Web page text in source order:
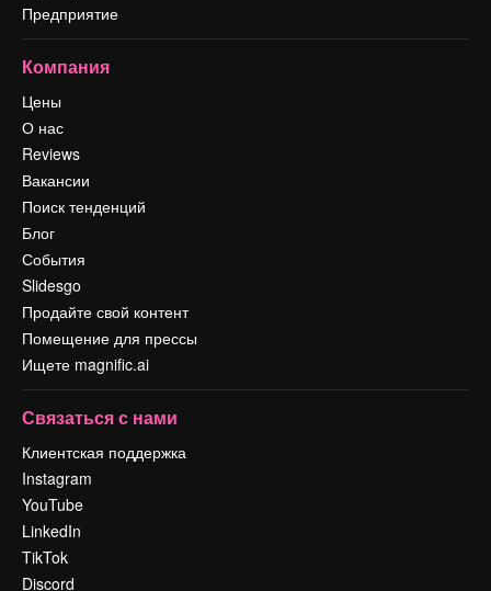
Предприятие
Компания
Цены
О нас
Reviews
Вакансии
Поиск тенденций
Блог
События
Slidesgo
Продайте свой контент
Помещение для прессы
Ищете magnific.ai
Связаться с нами
Клиентская поддержка
Instagram
YouTube
LinkedIn
TikTok
Discord